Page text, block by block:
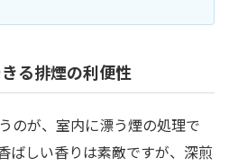
る排煙の利便性
のが、室内に漂う煙の処理で
ばしい香りは素敵ですが、深煎